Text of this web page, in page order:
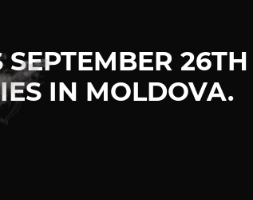
SEPTEMBER
IN MOLDOVA.